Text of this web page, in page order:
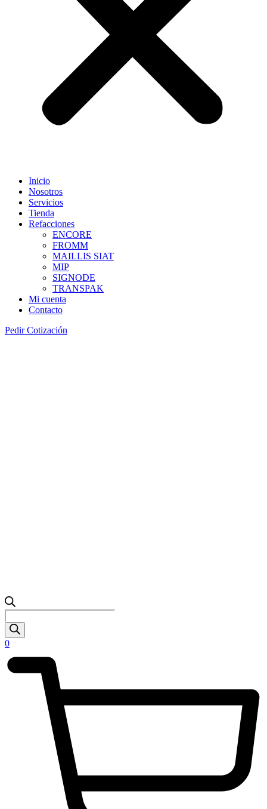
Inicio
Nosotros
Servicios
Tienda
Refacciones
ENCORE
FROMM
MAILLIS SIAT
MIP
SIGNODE
TRANSPAK
Mi cuenta
Contacto
Pedir Cotización
Products
search
0